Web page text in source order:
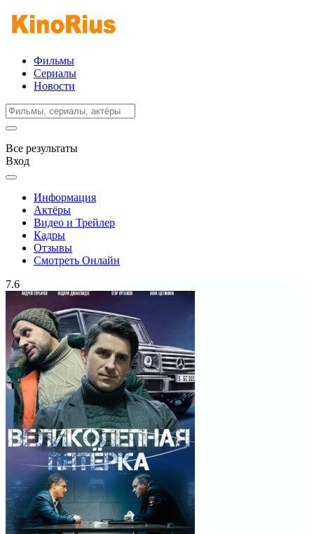
Фильмы
Сериалы
Новости
Все результаты
Вход
Информация
Актёры
Видео и Трейлер
Кадры
Отзывы
Смотреть Онлайн
7.6